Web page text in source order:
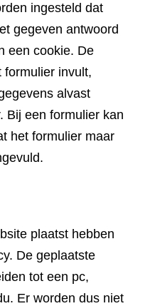
ingesteld dat
gegeven antwoord
een cookie. De
formulier invult,
alvast
Bij een formulier kan
het formulier maar
plaatst hebben
De geplaatste
tot een pc,
Er worden dus niet